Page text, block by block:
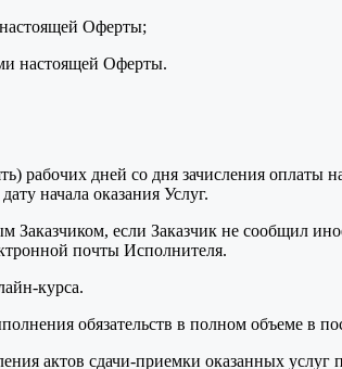
Оферты;
настоящей Оферты.
рабочих дней со дня зачисления
начала оказания Услуг.
если Заказчик не сообщил
почты Исполнителя.
курса.
обязательств в полном объеме в
актов сдачи-приемки оказанных услуг